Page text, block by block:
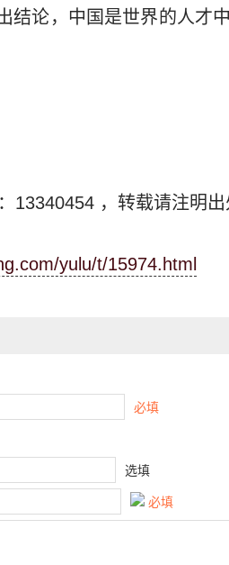
结论，中国是世界的人才
13340454 ，转载请注明出
yulu/t/15974.html
必填
选填
必填